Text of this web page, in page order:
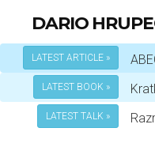
DARIO
LATEST ARTICLE »
LATEST BOOK »
LATEST TALK »